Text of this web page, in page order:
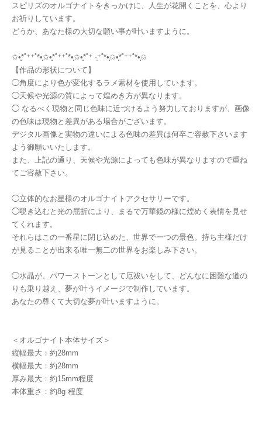
スピリズのオルゴナイトをきっかけに、人生が花開くことを、心より
お祈りしています。
どうか、あなた様の大切な願い事が叶いますように。
✩•̩̩͙*˚⁺⁺˚*•̩̩͙✩•̩̩͙*˚⁺⁺˚*•̩̩͙✩•̩̩͙*˚⁺ ·͙⁺˚*•̩̩͙✩•̩̩͙*˚⁺⁺˚*•̩̩͙✩
【作品の形状について】
◯角度により色が変化するラメ素材を使用しています。
◯天候や光源の質によって煌めき方が異なります。
◯ なるべく現物と同じ色味に近づけるよう努力しておりますが、画像
の色味は現物と差異がある場合がございます。
デジタル画像と実物の違いによる色味の差異は何卒ご容赦下さいます
よう御願いいたします。
また、上記の通り、天候や光源によっても色味が異なりますので重ね
てご容赦下さい。
◯立体的なお星様のオルゴナイトアクセサリーです。
◯覗き込むと光の屈折により、まるで万華鏡の様に煌めく表情を見せ
てくれます。
それらはこの一番星に閉じ込めた、世界で一つの景色。持ち主様だけ
が見ることが出来る唯一無二の世界をお楽しみ下さい。
◯水晶が、パワーストーンとして厄祓いをして、どんなに困難な道の
りも乗り越え、夢が叶うイメージで制作しています。
あなたの尊くて大切な夢が叶いますように。
＜オルゴナイト本体サイズ＞
縦幅最大：約28mm
横幅最大：約28mm
厚み最大：約15mm程度
本体重さ：約8g 程度